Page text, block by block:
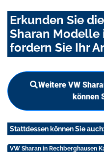
Erkunden Sie
Sharan Modelle
fordern Sie Ihr
Weitere VW
können
Stattdessen können Sie auch:
VW Sharan in Rechberghausen